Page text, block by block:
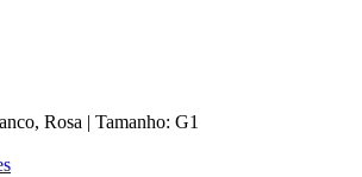
Rosa | Tamanho: G1